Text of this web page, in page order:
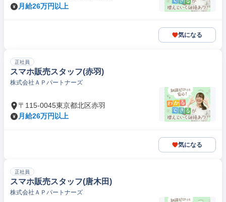
月給26万円以上
気になる
正社員
スマホ販売スタッフ(赤羽)
株式会社ＡＰパートナーズ
〒115-0045東京都北区赤羽
月給26万円以上
気になる
正社員
スマホ販売スタッフ(唐木田)
株式会社ＡＰパートナーズ